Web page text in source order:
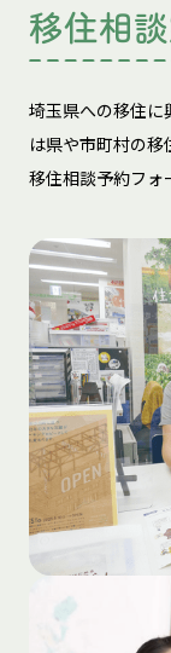
移住相
埼玉県への移住に
は県や市町村の移
移住相談予約フォ